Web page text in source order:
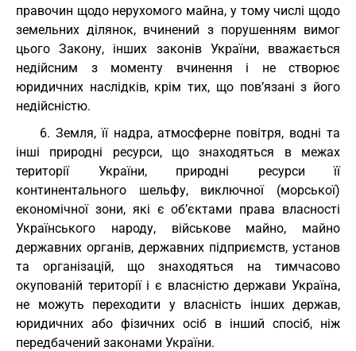
правочин щодо нерухомого майна, у тому числі щодо
земельних ділянок, вчинений з порушенням вимог
цього Закону, інших законів України, вважається
недійсним з моменту вчинення і не створює
юридичних наслідків, крім тих, що пов’язані з його
недійсністю.
6. Земля, її надра, атмосферне повітря, водні та
інші природні ресурси, що знаходяться в межах
території України, природні ресурси її
континентального шельфу, виключної (морської)
економічної зони, які є об’єктами права власності
Українського народу, військове майно, майно
державних органів, державних підприємств, установ
та організацій, що знаходяться на тимчасово
окупованій території і є власністю держави Україна,
не можуть переходити у власність інших держав,
юридичних або фізичних осіб в інший спосіб, ніж
передбачений законами України.